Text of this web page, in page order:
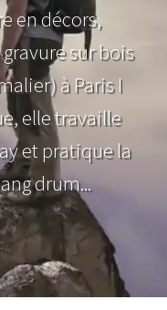
en décors,
sur bois
à Paris I
elle travaille
et pratique la
drum...
d'info